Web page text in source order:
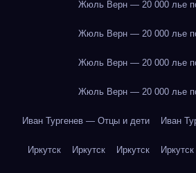
Жюль Верн — 20 000 лье
Жюль Верн — 20 000 лье
Жюль Верн — 20 000 лье
Жюль Верн — 20 000 лье
Иван Тургенев — Отцы и дети Иван
Иркутск Иркутск Иркутск Иркутск